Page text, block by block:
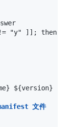
!= "y" ]]; then
${version}
文件